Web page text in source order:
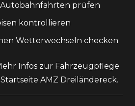
prüfen
kontrollieren
Wetterwechseln checken
Infos zur Fahrzeugpflege
Startseite AMZ Dreiländereck.